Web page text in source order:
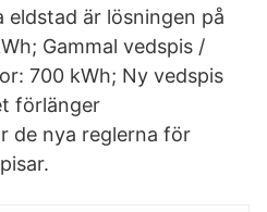
eldstad är lösningen på
Gammal vedspis /
700 kWh; Ny vedspis
förlänger
de nya reglerna för